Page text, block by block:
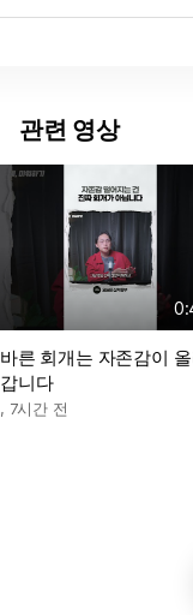
관련 영상
바른 회개는 자존감이
갑니다
, 7시간 전